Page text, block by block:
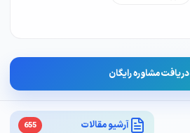
آرشیو مقالات 655
دریافت مشاوره رایگان